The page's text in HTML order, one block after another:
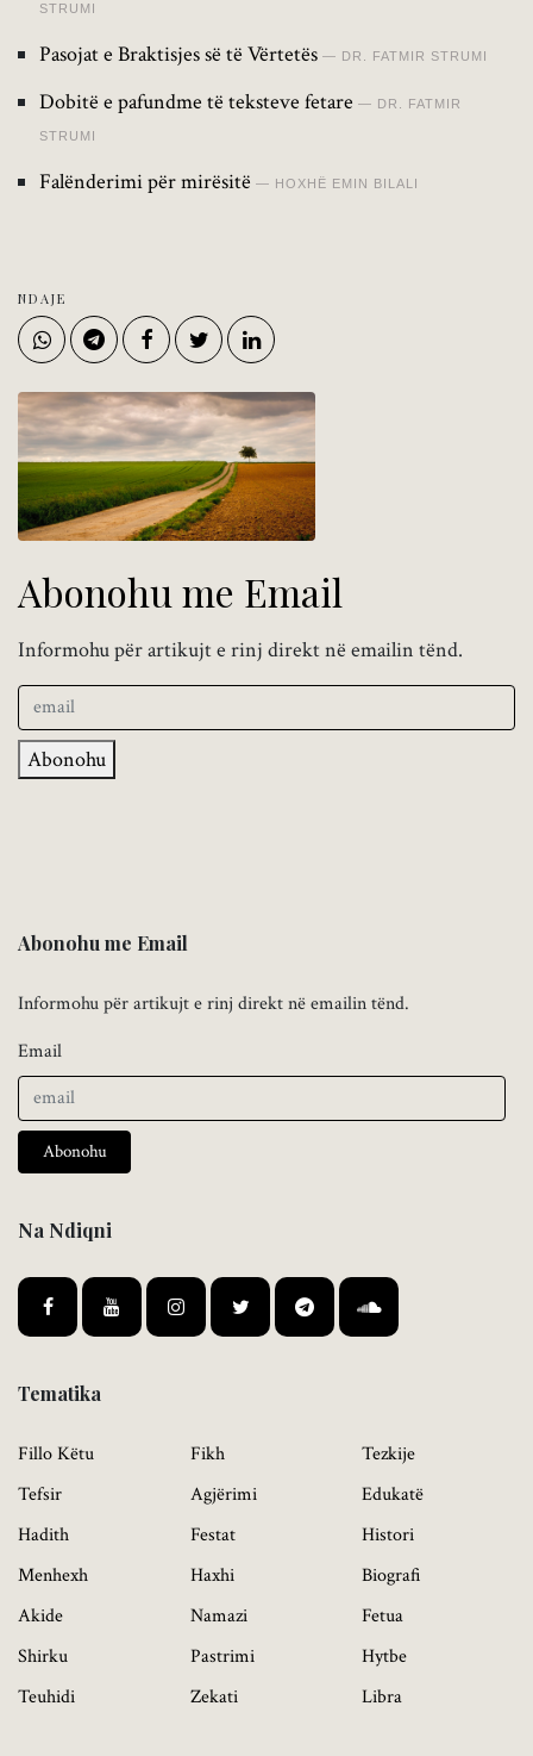
STRUMI
Pasojat e Braktisjes së të Vërtetës DR. FATMIR STRUMI
Dobitë e pafundme të teksteve fetare DR. FATMIR
STRUMI
Falënderimi për mirësitë HOXHË EMIN BILALI
NDAJE
Abonohu me Email
Informohu për artikujt e rinj direkt në emailin tënd.
Abonohu
Abonohu me Email
Informohu për artikujt e rinj direkt në emailin tënd.
Email
Abonohu
Na Ndiqni
Tematika
Fillo Këtu
Tefsir
Hadith
Menhexh
Akide
Shirku
Teuhidi
Fikh
Agjërimi
Festat
Haxhi
Namazi
Pastrimi
Zekati
Tezkije
Edukatë
Histori
Biografi
Fetua
Hytbe
Libra